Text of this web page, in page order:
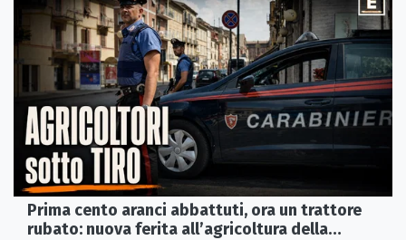
Prima cento aranci abbattuti, ora un trattore
rubato: nuova ferita all’agricoltura della